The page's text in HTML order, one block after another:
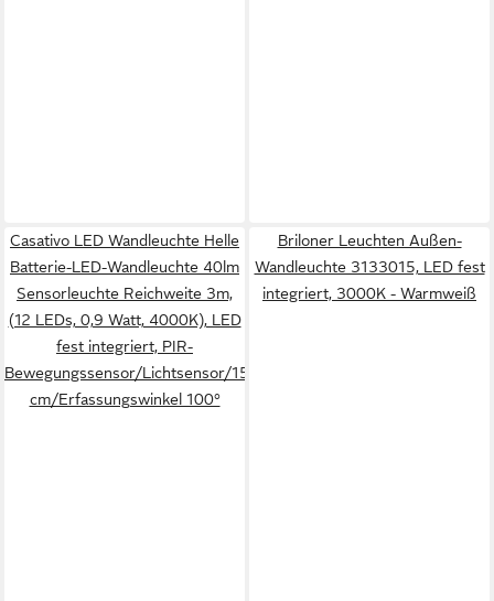
Casativo LED Wandleuchte Helle
Batterie-LED-Wandleuchte 40lm
Sensorleuchte Reichweite 3m,
(12 LEDs, 0,9 Watt, 4000K), LED
fest integriert, PIR-
Bewegungssensor/Lichtsensor/15x11x4
cm/Erfassungswinkel 100°
Briloner Leuchten Außen-
Wandleuchte 3133015, LED fest
integriert, 3000K - Warmweiß